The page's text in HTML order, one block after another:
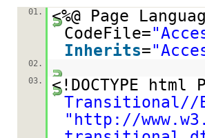
01.
<%@ Page
CodeFile=
Inherits=
02.
03.
<!DOCTYPE html
Transitional//
" http://